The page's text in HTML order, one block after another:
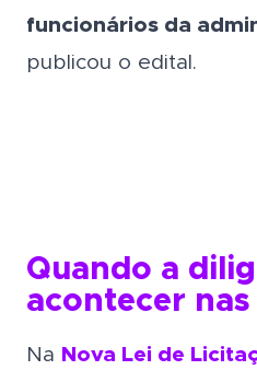
funcionários da
publicou o edital.
Quando a
acontecer
Na Nova Lei de